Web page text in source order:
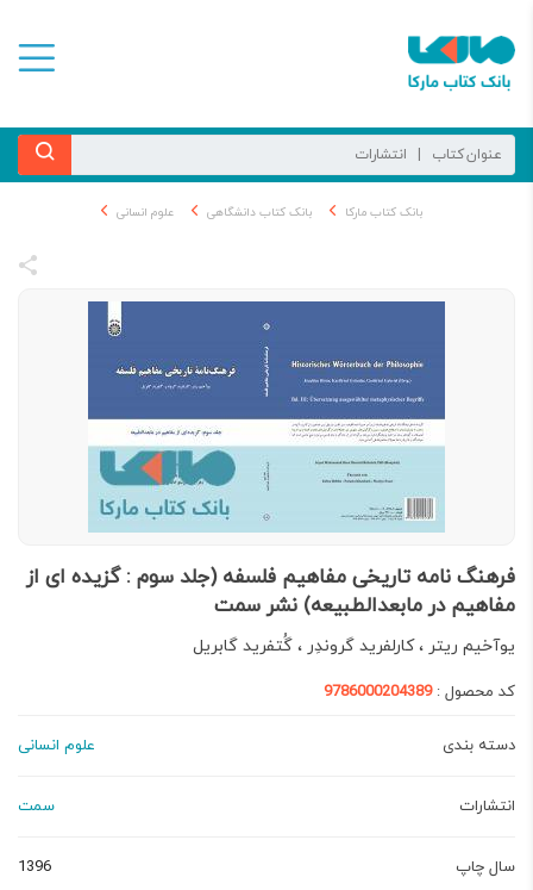
بانک کتاب مارکا بانک کتاب دانشگاهی علوم انسانی
فرهنگ‌ نامه تاریخی مفاهیم فلسفه (جلد سوم : گزیده‌‌ ای از
مفاهیم در مابعد‌الطبیعه) نشر سمت
یوآخیم ریتر ، کارلفرید گروندِر ، گُتفرید گابریل
کد محصول :9786000204389
دسته بندی علوم انسانی
انتشارات سمت
سال چاپ 1396